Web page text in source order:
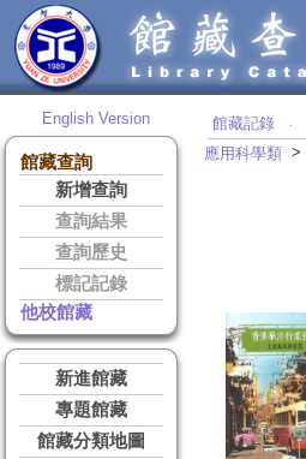
English Version
館藏查詢
新增查詢
查詢結果
查詢歷史
標記記錄
他校館藏
新進館藏
專題館藏
館藏分類地圖
館藏記錄 ‧
應用科學類 >